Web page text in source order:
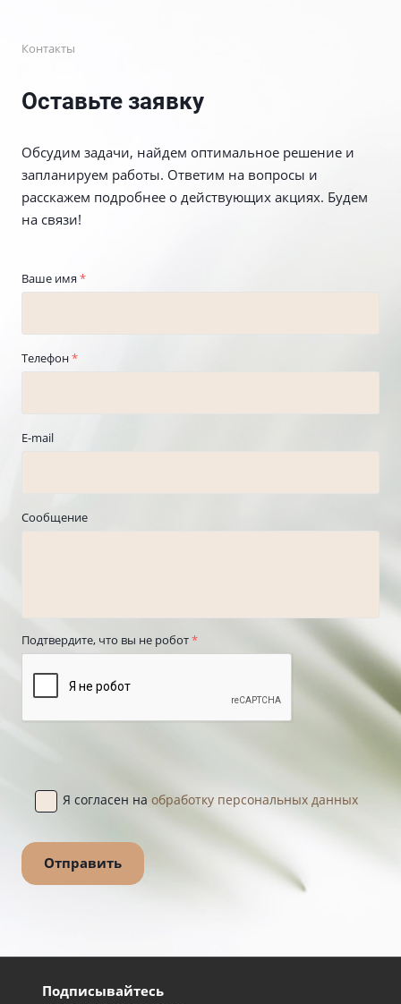
Контакты
Оставьте заявку
Обсудим задачи, найдем оптимальное решение и
запланируем работы. Ответим на вопросы и
расскажем подробнее о действующих акциях. Будем
на связи!
Ваше имя *
Телефон*
E-mail
Сообщение
Подтвердите, что вы не робот*
Я согласен на обработку персональных данных
Подписывайтесь